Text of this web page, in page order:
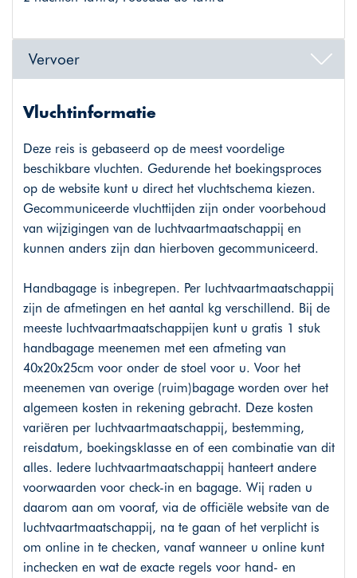
Vervoer
Vluchtinformatie
Deze reis is gebaseerd op de meest voordelige
beschikbare vluchten. Gedurende het boekingsproces
op de website kunt u direct het vluchtschema kiezen.
Gecommuniceerde vluchttijden zijn onder voorbehoud
van wijzigingen van de luchtvaartmaatschappij en
kunnen anders zijn dan hierboven gecommuniceerd.
Handbagage is inbegrepen. Per luchtvaartmaatschappij
zijn de afmetingen en het aantal kg verschillend. Bij de
meeste luchtvaartmaatschappijen kunt u gratis 1 stuk
handbagage meenemen met een afmeting van
40x20x25cm voor onder de stoel voor u. Voor het
meenemen van overige (ruim)bagage worden over het
algemeen kosten in rekening gebracht. Deze kosten
variëren per luchtvaartmaatschappij, bestemming,
reisdatum, boekingsklasse en of een combinatie van dit
alles. Iedere luchtvaartmaatschappij hanteert andere
voorwaarden voor check-in en bagage. Wij raden u
daarom aan om vooraf, via de officiële website van de
luchtvaartmaatschappij, na te gaan of het verplicht is
om online in te checken, vanaf wanneer u online kunt
inchecken en wat de exacte regels voor hand- en